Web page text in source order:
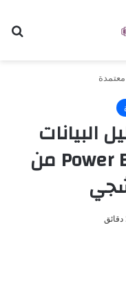
باستخدام Excel وPower BI من